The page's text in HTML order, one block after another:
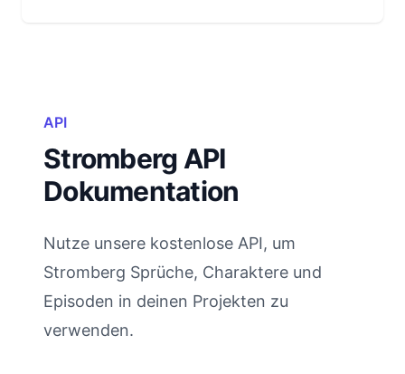
API
Stromberg API
Dokumentation
Nutze unsere kostenlose API, um
Stromberg Sprüche, Charaktere und
Episoden in deinen Projekten zu
verwenden.